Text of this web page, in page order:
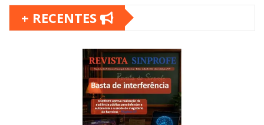
+ RECENTES